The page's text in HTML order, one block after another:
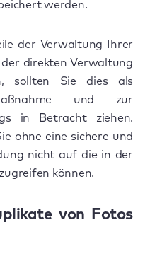
werden.
der Verwaltung Ihrer
direkten Verwaltung
sollten Sie dies als
und zur
in Betracht ziehen.
ohne eine sichere und
nicht auf die in der
können.
von Fotos